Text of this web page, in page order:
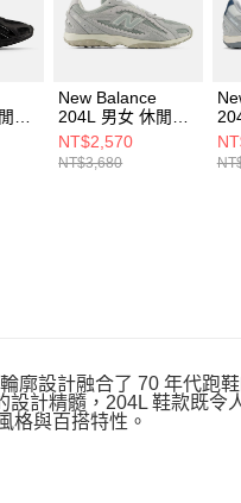
動。
鞋
New Balance
204L 男女 休閒鞋
U204L5AV-D
NT$2,570
NT$3,680
廓設計融合了 70 年代跑
計精髓，204L 鞋款既令
格與百搭特性。